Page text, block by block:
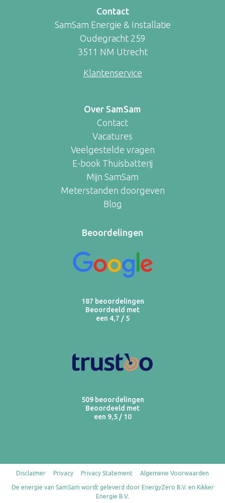
Contact
SamSam Energie & Installatie
Oudegracht 259
3511 NM Utrecht
Klantenservice
Over SamSam
Contact
Vacatures
Veelgestelde vragen
E-book Thuisbatterij
Mijn SamSam
Meterstanden doorgeven
Blog
Beoordelingen
187 beoordelingen
Beoordeeld met
een 4,7 / 5
509 beoordelingen
Beoordeeld met
een 9,5 / 10
Disclaimer Privacy Privacy Statement Algemene Voorwaarden
De energie van SamSam wordt geleverd door EnergyZero B.V. en Kikker
Energie B.V.